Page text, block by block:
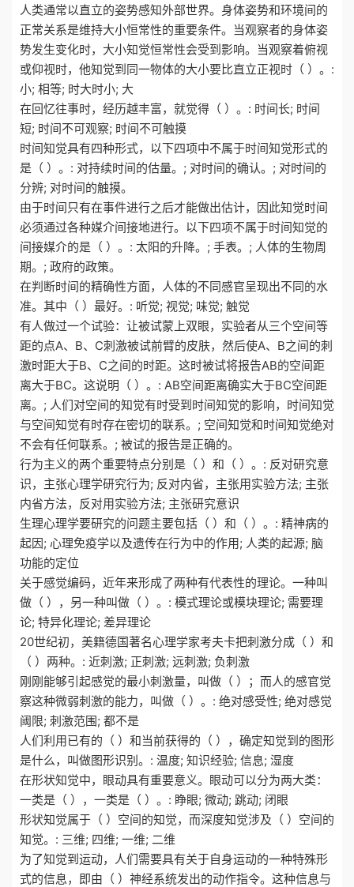
人类通常以直立的姿势感知外部世界。身体姿势和环境间的
正常关系是维持大小恒常性的重要条件。当观察者的身体姿
势发生变化时，大小知觉恒常性会受到影响。当观察着俯视
或仰视时，他知觉到同一物体的大小要比直立正视时（ ）。:
小; 相等; 时大时小; 大
在回忆往事时，经历越丰富，就觉得（ ）。: 时间长; 时间
短; 时间不可观察; 时间不可触摸
时间知觉具有四种形式，以下四项中不属于时间知觉形式的
是（ ）。: 对持续时间的估量。; 对时间的确认。; 对时间的
分辨; 对时间的触摸。
由于时间只有在事件进行之后才能做出估计，因此知觉时间
必须通过各种媒介间接地进行。以下四项不属于时间知觉的
间接媒介的是（ ）。: 太阳的升降。; 手表。; 人体的生物周
期。; 政府的政策。
在判断时间的精确性方面，人体的不同感官呈现出不同的水
准。其中（ ）最好。: 听觉; 视觉; 味觉; 触觉
有人做过一个试验：让被试蒙上双眼，实验者从三个空间等
距的点A、B、C刺激被试前臂的皮肤，然后使A、B之间的刺
激时距大于B、C之间的时距。这时被试将报告AB的空间距
离大于BC。这说明（ ）。: AB空间距离确实大于BC空间距
离。; 人们对空间的知觉有时受到时间知觉的影响，时间知觉
与空间知觉有时存在密切的联系。; 空间知觉和时间知觉绝对
不会有任何联系。; 被试的报告是正确的。
行为主义的两个重要特点分别是（ ）和（ ）。: 反对研究意
识，主张心理学研究行为; 反对内省，主张用实验方法; 主张
内省方法，反对用实验方法; 主张研究意识
生理心理学要研究的问题主要包括（ ）和（ ）。: 精神病的
起因; 心理免疫学以及遗传在行为中的作用; 人类的起源; 脑
功能的定位
关于感觉编码，近年来形成了两种有代表性的理论。一种叫
做（ ），另一种叫做（ ）。: 模式理论或模块理论; 需要理
论; 特异化理论; 差异理论
20世纪初，美籍德国著名心理学家考夫卡把刺激分成（ ）和
（ ）两种。: 近刺激; 正刺激; 远刺激; 负刺激
刚刚能够引起感觉的最小刺激量，叫做（ ）；而人的感官觉
察这种微弱刺激的能力，叫做（ ）。: 绝对感受性; 绝对感觉
阈限; 刺激范围; 都不是
人们利用已有的（ ）和当前获得的（ ），确定知觉到的图形
是什么，叫做图形识别。: 温度; 知识经验; 信息; 湿度
在形状知觉中，眼动具有重要意义。眼动可以分为两大类：
一类是（ ），一类是（ ）。: 睁眼; 微动; 跳动; 闭眼
形状知觉属于（ ）空间的知觉，而深度知觉涉及（ ）空间的
知觉。: 三维; 四维; 一维; 二维
为了知觉到运动，人们需要具有关于自身运动的一种特殊形
式的信息，即由（ ）神经系统发出的动作指令。这种信息与